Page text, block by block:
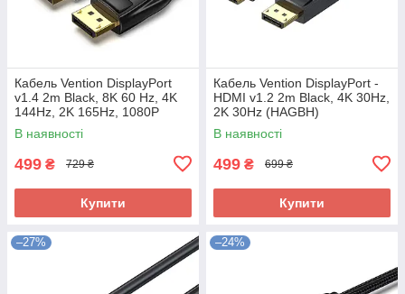
Кабель Vention DisplayPort
v1.4 2m Black, 8K 60 Hz, 4K
144Hz, 2K 165Hz, 1080P
240Hz (HCCBH)
В наявності
499 ₴ 729 ₴
Купити
Кабель Vention DisplayPort -
HDMI v1.2 2m Black, 4K 30Hz,
2K 30Hz (HAGBH)
В наявності
499 ₴ 699 ₴
Купити
–27% –24%